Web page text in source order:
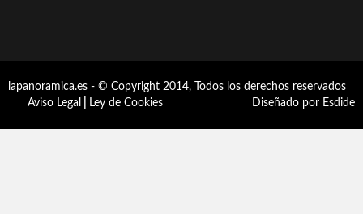
lapanoramica.es - © Copyright 2014, Todos los derechos reservados
Aviso Legal
Ley de Cookies Diseñado por Esdide